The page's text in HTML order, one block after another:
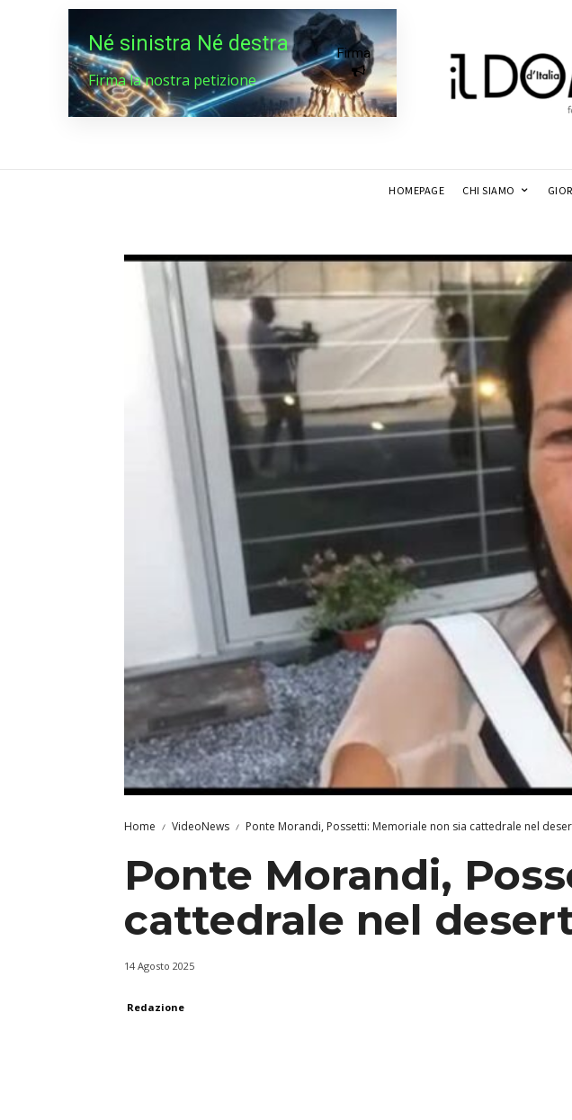
Né sinistra Né destra
Firma la nostra petizione
Firma
HOMEPAGE CHI SIAMO
Home VideoNews Ponte Morandi, Possetti: Memoriale non sia cattedrale nel
Ponte Morandi,
cattedrale nel
14 Agosto 2025
Redazione